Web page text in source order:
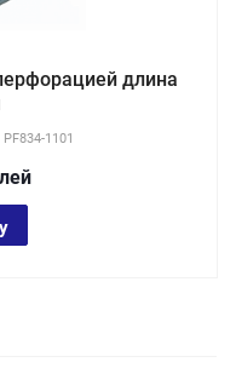
длина
PF834-1101